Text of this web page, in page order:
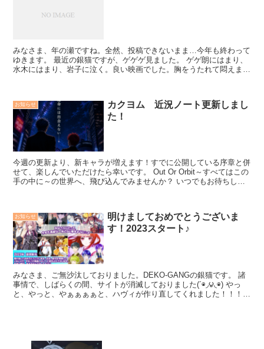
みなさま、年の瀬ですね。全然、投稿できないまま…今年も終わって
ゆきます。 最近の銀猫ですが、ゲゲゲ見ました。 ゲゲ朗にはまり、
水木にはまり、岩子に泣く。良い映画でした。胸をうたれて悶えまし
お知らせ
カクヨム 近況ノート更新しまし
た！
今週の更新より、新キャラが増えます！すでに公開している序章と併
せて、楽しんでいただけたら幸いです。 Out Or Orbit～すべてはこの
手の中に～の世界へ、飛び込んでみませんか？ いつでもお待ちして
お知らせ
明けましておめでとうございま
す！2023スタート♪
みなさま、ご無沙汰しておりました。DEKO-GANGの銀猫です。 諸
事情で、しばらくの間、サイトが消滅しておりました(´◉◞౪◟◉) やっ
と、やっと、やぁぁぁぁと、ハヴィが作り直してくれました！！！あ